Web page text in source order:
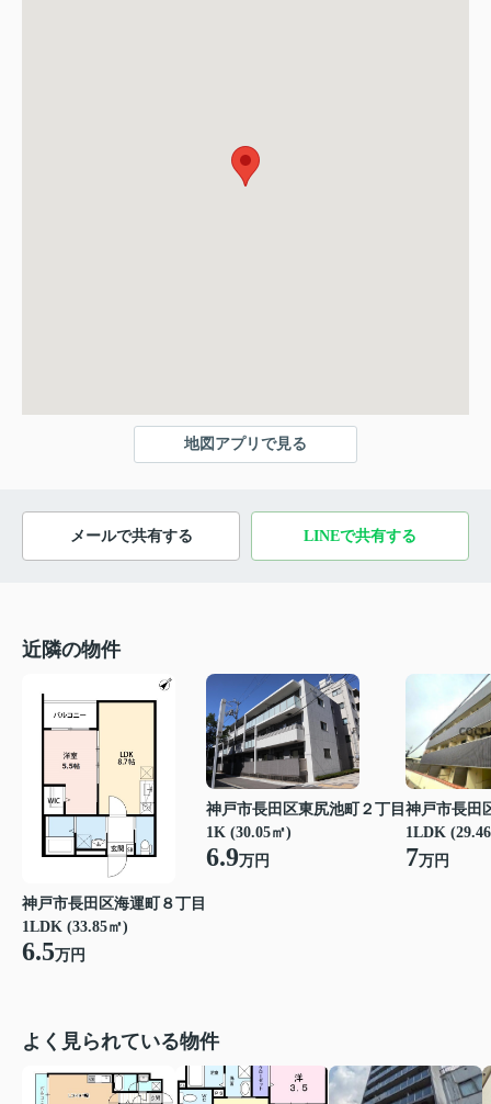
地図アプリで見る
メールで共有する LINEで共有する
近隣の物件
神戸市長田区海運町８丁目
1LDK (33.85㎡)
6.5万円
神戸市長田区東尻池町２丁目
1K (30.05㎡)
6.9万円
神戸市長田
1LDK
7万円
よく見られている物件